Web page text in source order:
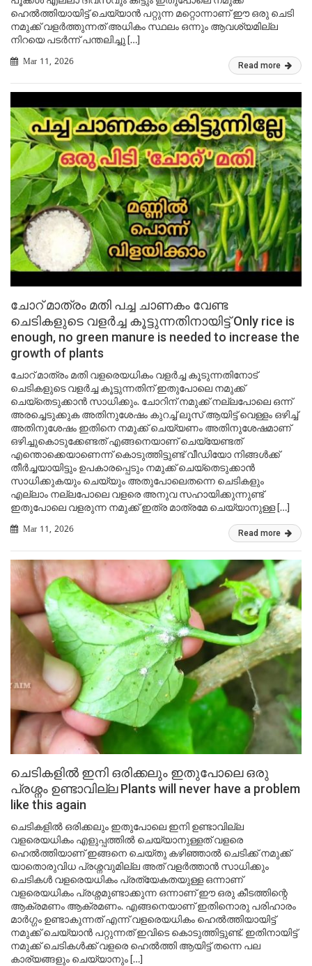
ഹെൽത്തിയായിട്ട് ചെയ്യാൻ പറ്റുന്ന മറ്റൊന്നാണ് ഈ ഒരു ചെടി
നമുക്ക് വളർത്തുന്നത് അധികം സ്ഥലം ഒന്നും ആവശ്യമില്ല
നിറയെ പടർന്ന് പന്തലിച്ചു […]
Mar 11, 2026 Read more
ചോറ് മാത്രം മതി പച്ച ചാണകം വേണ്ട
ചെടികളുടെ വളർച്ച കൂട്ടുന്നതിനായിട്ട് Only rice is
enough, no green manure is needed to increase the
growth of plants
ചോറ് മാത്രം മതി വളരെയധികം വളർച്ച കൂടുന്നതിനോട്
ചെടികളുടെ വളർച്ച കൂട്ടുന്നതിന് ഇതുപോലെ നമുക്ക്
ചെയ്തെടുക്കാൻ സാധിക്കും. ചോറിന് നമുക്ക് നല്ലപോലെ ഒന്ന്
അരച്ചെടുക്കുക അതിനുശേഷം കുറച്ച് ലൂസ് ആയിട്ട് വെള്ളം ഒഴിച്ച്
അതിനുശേഷം ഇതിനെ നമുക്ക് ചെയ്യണം അതിനുശേഷമാണ്
ഒഴിച്ചുകൊടുക്കേണ്ടത് എങ്ങനെയാണ് ചെയ്യേണ്ടത്
എന്തൊക്കെയാണെന്ന് കൊടുത്തിട്ടുണ്ട് വീഡിയോ നിങ്ങൾക്ക്
തീർച്ചയായിട്ടും ഉപകാരപ്പെടും നമുക്ക് ചെയ്തെടുക്കാൻ
സാധിക്കുകയും ചെയ്യും അതുപോലെതന്നെ ചെടികളും
എല്ലാം നല്ലപോലെ വളരെ അനുവ സഹായിക്കുന്നുണ്ട്
ഇതുപോലെ വളരുന്ന നമുക്ക് ഇത്ര മാത്രമേ ചെയ്യാനുള്ള […]
Mar 11, 2026 Read more
ചെടികളിൽ ഇനി ഒരിക്കലും ഇതുപോലെ ഒരു
പ്രശ്നം ഉണ്ടാവില്ല Plants will never have a problem
like this again
ചെടികളിൽ ഒരിക്കലും ഇതുപോലെ ഇനി ഉണ്ടാവില്ല
വളരെയധികം എളുപ്പത്തിൽ ചെയ്യാനുള്ളത് വളരെ
ഹെൽത്തിയാണ് ഇങ്ങനെ ചെയ്തു കഴിഞ്ഞാൽ ചെടിക്ക് നമുക്ക്
യാതൊരുവിധ പ്രശ്നവുമില്ല അത് വളർത്താൻ സാധിക്കും
ചെടികൾ വളരെയധികം പ്രത്യേകതയുള്ള ഒന്നാണ്
വളരെയധികം പ്രശ്നമുണ്ടാക്കുന്ന ഒന്നാണ് ഈ ഒരു കീടത്തിന്റെ
ആക്രമണം ആക്രമണം. എങ്ങനെയാണ് ഇതിനൊരു പരിഹാരം
മാർഗ്ഗം ഉണ്ടാകുന്നത് എന്ന് വളരെയധികം ഹെൽത്തിയായിട്ട്
നമുക്ക് ചെയ്യാൻ പറ്റുന്നത് ഇവിടെ കൊടുത്തിട്ടുണ്ട്. ഇതിനായിട്ട്
നമുക്ക് ചെടികൾക്ക് വളരെ ഹെൽത്തി ആയിട്ട് തന്നെ പല
കാര്യങ്ങളും ചെയ്യാനും […]